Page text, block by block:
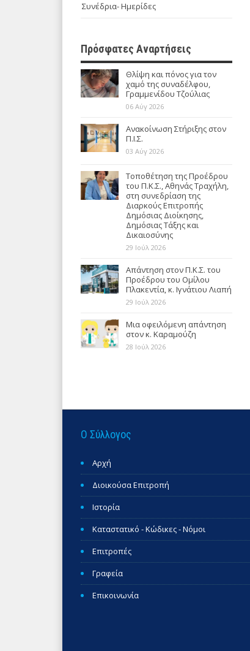
Συνέδρια- Ημερίδες
Πρόσφατες Αναρτήσεις
Θλίψη και πόνος για τον
χαμό της συναδέλφου,
Γραμμενίδου Τζούλιας
06 Αύγ 2026
Ανακοίνωση Στήριξης στον
Π.Ι.Σ.
03 Αύγ 2026
Τοποθέτηση της Προέδρου
του Π.Κ.Σ., Αθηνάς Τραχήλη,
στη συνεδρίαση της
Διαρκούς Επιτροπής
Δημόσιας Διοίκησης,
Δημόσιας Τάξης και
Δικαιοσύνης
29 Ιούλ 2026
Απάντηση στον Π.Κ.Σ. του
Προέδρου του Ομίλου
Πλακεντία, κ. Ιγνάτιου Λιαπή
29 Ιούλ 2026
Μια οφειλόμενη απάντηση
στον κ. Καραμούζη
28 Ιούλ 2026
Ο Σύλλογος
Αρχή
Διοικούσα Επιτροπή
Ιστορία
Καταστατικό - Κώδικες - Νόμοι
Επιτροπές
Γραφεία
Επικοινωνία